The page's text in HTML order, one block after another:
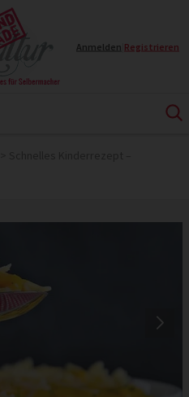
Anmelden Registrieren